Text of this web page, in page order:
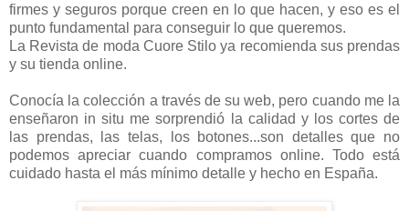
firmes y seguros porque creen en lo que hacen, y eso es el
punto fundamental para conseguir lo que queremos.
La Revista de moda Cuore Stilo ya recomienda sus prendas
y su tienda online.
Conocía la colección a través de su web, pero cuando me la
enseñaron in situ me sorprendió la calidad y los cortes de
las prendas, las telas, los botones...son detalles que no
podemos apreciar cuando compramos online. Todo está
cuidado hasta el más mínimo detalle y hecho en España.